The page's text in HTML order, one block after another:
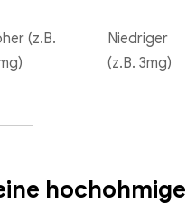
(z.B.
Niedriger
(z.B. 3mg)
hochohmige